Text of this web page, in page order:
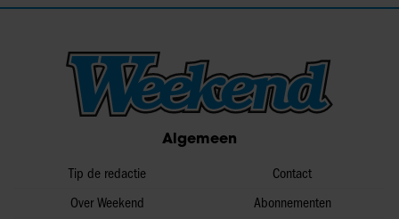
Algemeen
Tip de redactie
Over Weekend
Contact
Abonnementen